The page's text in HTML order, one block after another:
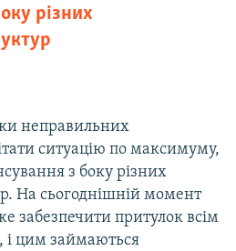
різних
неправильних
ситуацію по максимуму,
з боку різних
На сьогоднішній момент
забезпечити притулок всім
цим займаються